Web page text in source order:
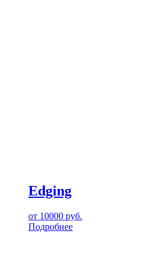
Edging
от 10000 руб.
Подробнее